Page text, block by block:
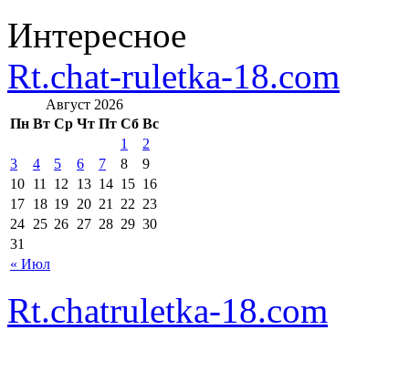
Интересное
Rt.chat-ruletka-18.com
Август 2026
Пн Вт Ср Чт Пт Сб Вс
« Июл
1
2
3
4 5 6 7 8
9
10 11 12 13 14 15 16
17 18 19 20 21 22 23
24 25 26 27 28 29 30
31
Rt.chatruletka-18.com